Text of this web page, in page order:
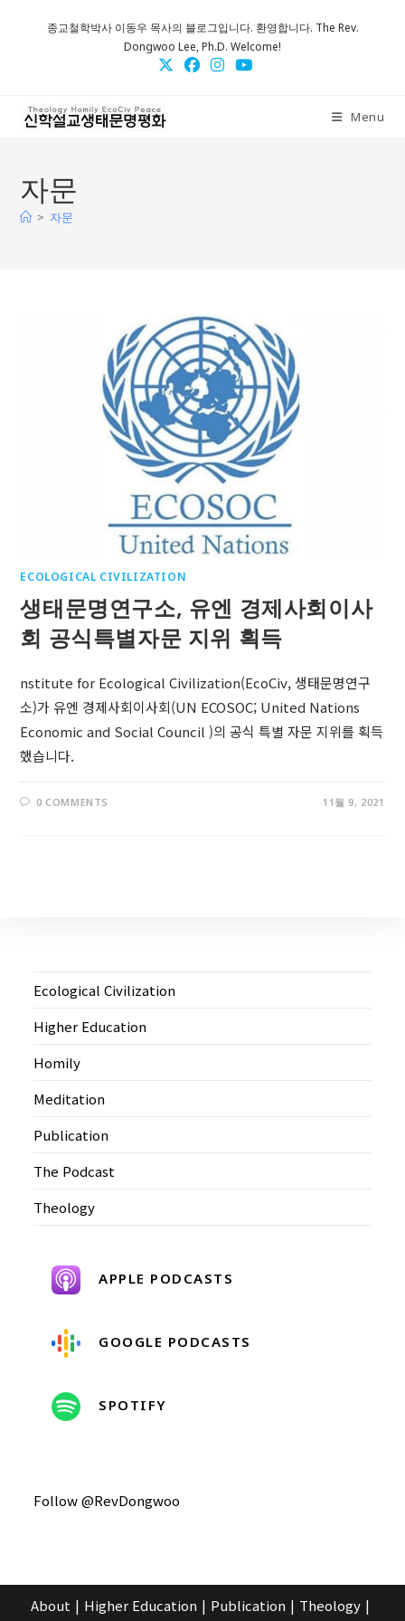
종교철학박사 이동우 목사의 블로그입니다. 환영합니다. The Rev.
Dongwoo Lee, Ph.D. Welcome!
Menu
자문
> 자문
ECOLOGICAL CIVILIZATION
생태문명연구소, 유엔 경제사회이사
회 공식특별자문 지위 획득
nstitute for Ecological Civilization(EcoCiv, 생태문명연구
소)가 유엔 경제사회이사회(UN ECOSOC; United Nations
Economic and Social Council )의 공식 특별 자문 지위를 획득
했습니다.
0 COMMENTS 11월 9, 2021
Ecological Civilization
Higher Education
Homily
Meditation
Publication
The Podcast
Theology
APPLE PODCASTS
GOOGLE PODCASTS
SPOTIFY
Follow @RevDongwoo
About Higher Education Publication
Theology